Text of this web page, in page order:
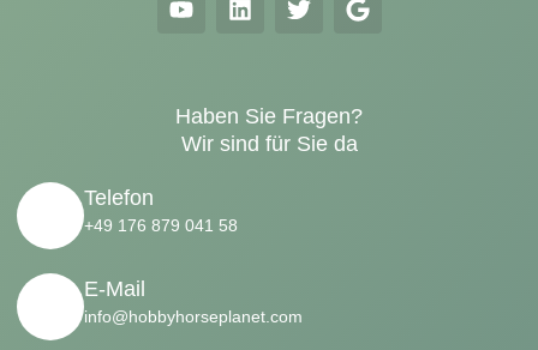
Haben Sie Fragen?
Wir sind für Sie da
Telefon
+49 176 879 041 58
E-Mail
info@hobbyhorseplanet.com